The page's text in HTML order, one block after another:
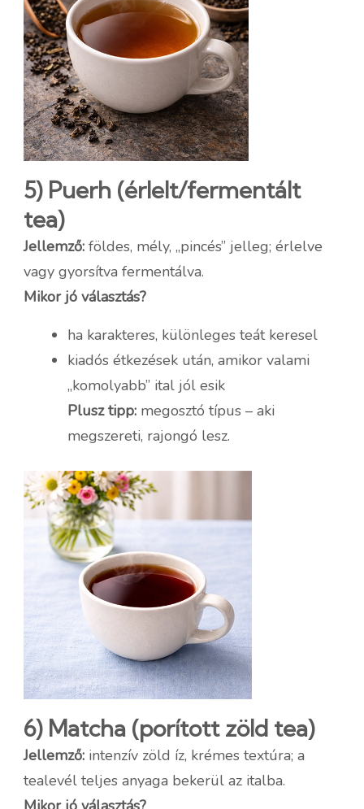
5) Puerh (érlelt/fermentált
tea)
Jellemző: földes, mély, „pincés” jelleg; érlelve
vagy gyorsítva fermentálva.
Mikor jó választás?
ha karakteres, különleges teát keresel
kiadós étkezések után, amikor valami
„komolyabb” ital jól esik
Plusz tipp: megosztó típus – aki
megszereti, rajongó lesz.
6) Matcha (porított zöld tea)
Jellemző: intenzív zöld íz, krémes textúra; a
tealevél teljes anyaga bekerül az italba.